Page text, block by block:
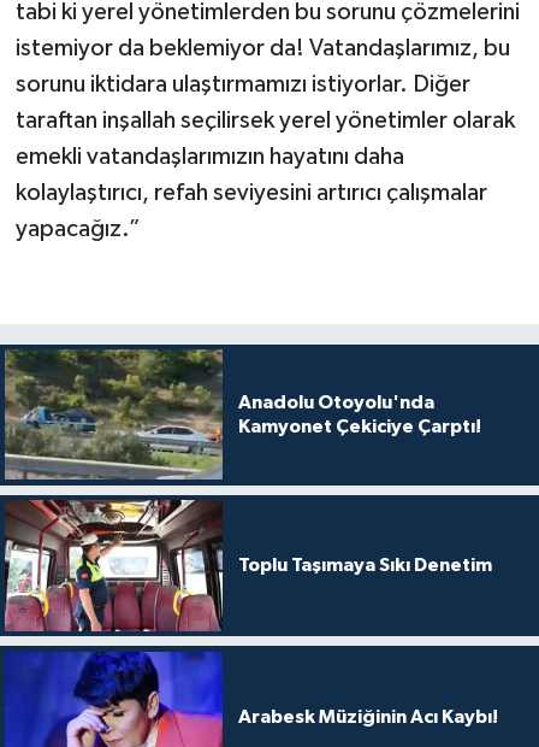
tabi ki yerel yönetimlerden bu sorunu çözmelerini
istemiyor da beklemiyor da! Vatandaşlarımız, bu
sorunu iktidara ulaştırmamızı istiyorlar. Diğer
taraftan inşallah seçilirsek yerel yönetimler olarak
emekli vatandaşlarımızın hayatını daha
kolaylaştırıcı, refah seviyesini artırıcı çalışmalar
yapacağız.”
Anadolu Otoyolu'nda
Kamyonet Çekiciye Çarptı!
Toplu Taşımaya Sıkı Denetim
Arabesk Müziğinin Acı Kaybı!